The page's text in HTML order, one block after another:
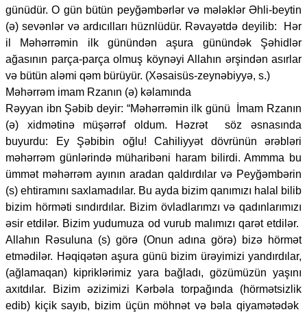
günüdür. O gün bütün peyğəmbərlər və mələklər Əhli-beytin
(ə) sevənlər və ardıcılları hüznlüdür. Rəvayətdə deyilib: Hər
il Məhərrəmin ilk günündən aşura günündək Şəhidlər
ağasının parça-parça olmuş köynəyi Allahın ərşindən asırlar
və bütün aləmi qəm bürüyür. (Xəsaisüs-zeynəbiyyə, s.)
Məhərrəm imam Rzanın (ə) kəlamında
Rəyyan ibn Şəbib deyir: “Məhərrəmin ilk günü İmam Rzanın
(ə) xidmətinə müşərrəf oldum. Həzrət söz əsnasında
buyurdu: Ey Şəbibin oğlu! Cahiliyyət dövrünün ərəbləri
məhərrəm günlərində müharibəni haram bilirdi. Ammma bu
ümmət məhərrəm ayının aradan qaldırdılar və Peyğəmbərin
(s) ehtiramını saxlamadılar. Bu ayda bizim qanımızı halal bilib
bizim hörməti sındırdılar. Bizim övladlarımzı və qadınlarımızı
əsir etdilər. Bizim yudumuza od vurub malımızı qarət etdilər.
Allahın Rəsuluna (s) görə (Onun adına görə) bizə hörmət
etmədilər. Həqiqətən aşura günü bizim ürəyimizi yandırdılar,
(ağlamaqan) kipriklərimiz yara bağladı, gözümüzün yaşını
axıtdılar. Bizim əzizimizi Kərbəla torpağında (hörmətsizlik
edib) kiçik sayıb, bizim üçün möhnət və bəla qiyamətədək